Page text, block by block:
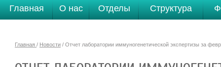
Главная О нас Отделы Структура
Главная / Новости / Отчет лаборатории иммуногенетической экспертизы за